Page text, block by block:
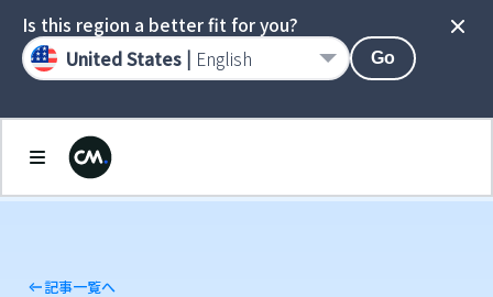
記事一覧へ
Is this region a better fit for you?
United States | English Go